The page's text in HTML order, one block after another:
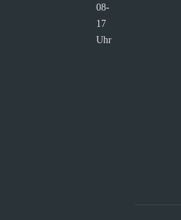
08-
17
Uhr